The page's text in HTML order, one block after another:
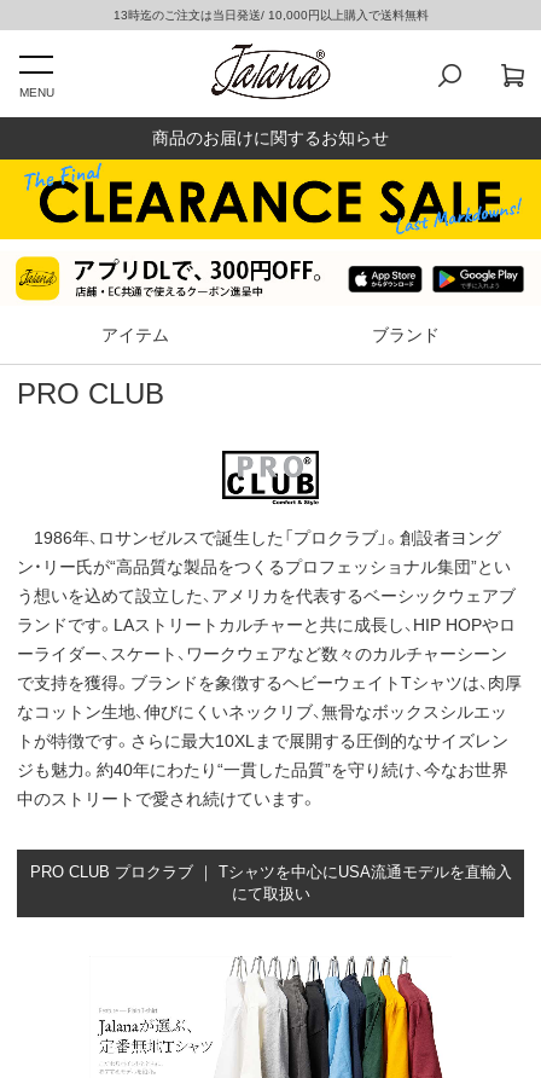
13時迄のご注文は当日発送/ 10,000円以上購入で送料無料
MENU
商品のお届けに関するお知らせ
アイテム ブランド
PRO CLUB
1986年、ロサンゼルスで誕生した「プロクラブ」。創設者ヨング
ン・リー氏が“高品質な製品をつくるプロフェッショナル集団”とい
う想いを込めて設立した、アメリカを代表するベーシックウェアブ
ランドです。LAストリートカルチャーと共に成長し、HIP HOPやロ
ーライダー、スケート、ワークウェアなど数々のカルチャーシーン
で支持を獲得。ブランドを象徴するヘビーウェイトTシャツは、肉厚
なコットン生地、伸びにくいネックリブ、無骨なボックスシルエッ
トが特徴です。さらに最大10XLまで展開する圧倒的なサイズレン
ジも魅力。約40年にわたり“一貫した品質”を守り続け、今なお世界
中のストリートで愛され続けています。
PRO CLUB プロクラブ ｜ Tシャツを中心にUSA流通モデルを直輸入
にて取扱い